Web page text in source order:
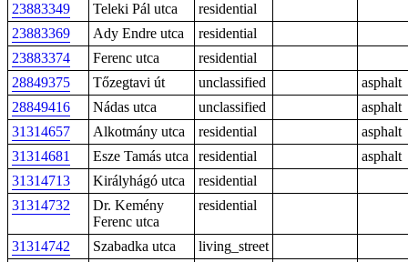
23883349
Teleki Pál utca
residential
23883369
Ady Endre utca
residential
23883374
Ferenc utca
residential
28849375
Tőzegtavi út unclassified
asphalt
28849416
Nádas utca unclassified
asphalt
31314657
Alkotmány utca residential
asphalt
31314681
Esze Tamás utca residential
asphalt
31314713
Királyhágó utca
residential
31314732
Dr. Kemény
Ferenc utca
residential
31314742 Szabadka utca
living_street